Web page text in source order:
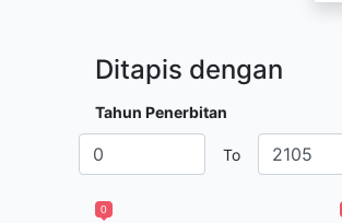
Ditapis dengan
Tahun Penerbitan
To
0